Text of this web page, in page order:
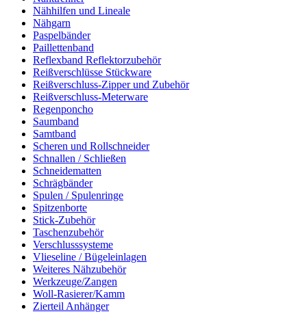
Nähhilfen und Lineale
Nähgarn
Paspelbänder
Paillettenband
Reflexband Reflektorzubehör
Reißverschlüsse Stückware
Reißverschluss-Zipper und Zubehör
Reißverschluss-Meterware
Regenponcho
Saumband
Samtband
Scheren und Rollschneider
Schnallen / Schließen
Schneidematten
Schrägbänder
Spulen / Spulenringe
Spitzenborte
Stick-Zubehör
Taschenzubehör
Verschlusssysteme
Vlieseline / Bügeleinlagen
Weiteres Nähzubehör
Werkzeuge/Zangen
Woll-Rasierer/Kamm
Zierteil Anhänger